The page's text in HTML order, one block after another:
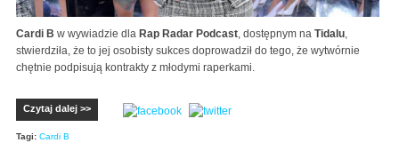
Cardi B w wywiadzie dla Rap Radar Podcast, dostępnym na Tidalu,
stwierdziła, że to jej osobisty sukces doprowadził do tego, że wytwórnie
chętnie podpisują kontrakty z młodymi raperkami.
Czytaj dalej >>
Tagi: Cardi B